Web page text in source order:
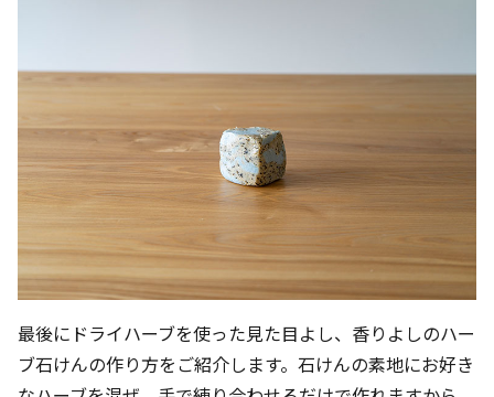
最後にドライハーブを使った見た目よし、香りよしのハー
ブ石けんの作り方をご紹介します。石けんの素地にお好き